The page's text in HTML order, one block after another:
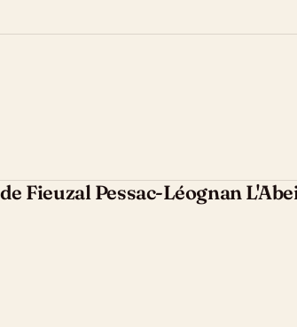
Fieuzal Pessac-Léognan